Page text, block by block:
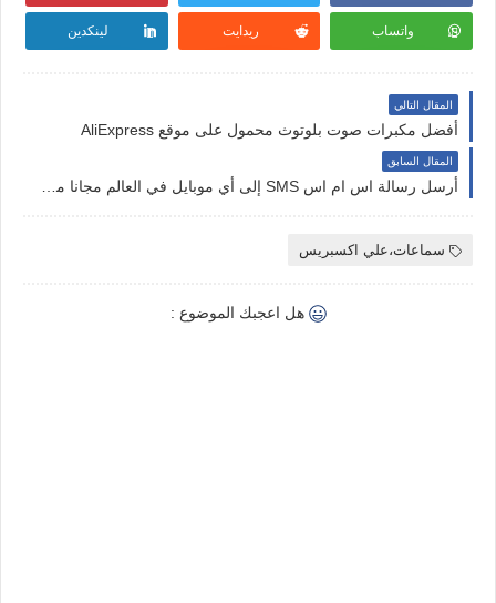
واتساب ريدايت لينكدين
المقال التالي
أفضل مكبرات صوت بلوتوث محمول على موقع AliExpress
المقال السابق
سماعات،علي اكسبريس
هل اعجبك الموضوع :